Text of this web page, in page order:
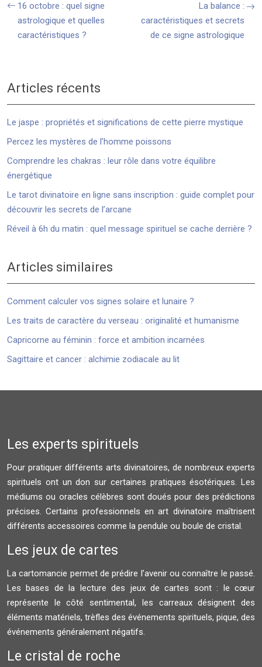
16 octobre : quel signe
astrologique et quelles
caractéristiques ?
La balance :
caractéristiques et secrets
de ce signe astrologique
Articles récents
Le jaspe : propriétés et significations de cette pierre mystique
Percez les mystères de l’homme poissons
Comprendre les chakras : leur rôle dans votre équilibre
énergétique
Le tarot divinatoire en ligne sans inscription : guide complet pour
découvrir les secrets de l’arcane
Réveil à 6h du matin : quel message spirituel se cache derrière ?
Articles similaires
Comment calculer vos signes solaire et lunaire ?
Les traits de caractère du verseau : originalité et humanisme
Capricorne au féminin : force et ambition incarnées
Sagittaire et cancer : alchimie zodiacale au lit
Les experts spirituels
Pour pratiquer différents arts divinatoires, de nombreux experts
spirituels ont un don sur certaines pratiques ésotériques. Les
médiums ou oracles célèbres sont doués pour des prédictions
précises. Certains professionnels en art divinatoire maîtrisent
différents accessoires comme la pendule ou boule de cristal.
Les jeux de cartes
La cartomancie permet de prédire l’avenir ou connaître le passé.
Les bases de la lecture des jeux de cartes sont : le cœur
représente le côté sentimental, les carreaux désignent des
éléments matériels, trèfles des événements spirituels, pique, des
événements généralement négatifs.
Le cristal de roche